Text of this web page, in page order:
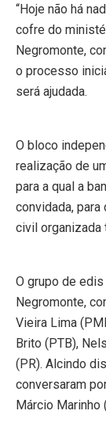
“Hoje não há
cofre do
Negromonte,
o processo
será ajudada.
O bloco
realização de
para a qual a
convidada,
civil organizada
O grupo de
Negromonte,
Vieira Lima
Brito (PTB),
(PR). Alcindo
conversaram
Márcio Marinho